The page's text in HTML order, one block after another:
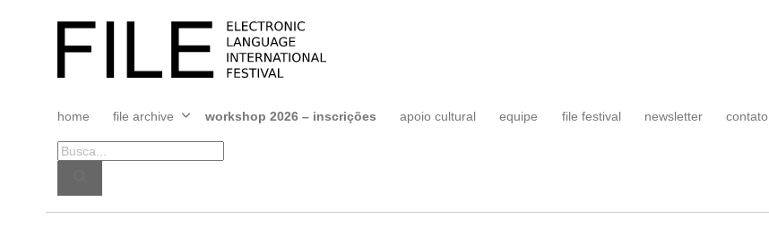
FILE
FESTIVAL
home file archive
Abrir
menu
workshop 2026 – inscrições apoio cultural equipe file festival newsletter contato